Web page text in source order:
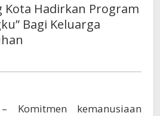
Hadirkan
Program
“Polisi
Keluarga
Kota Hadirkan Program
Bagi Keluarga
Komitmen kemanusiaan